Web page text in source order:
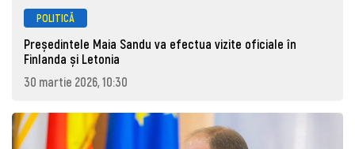
POLITICĂ
Președintele Maia Sandu va efectua vizite oficiale în
Finlanda și Letonia
30 martie 2026, 10:30